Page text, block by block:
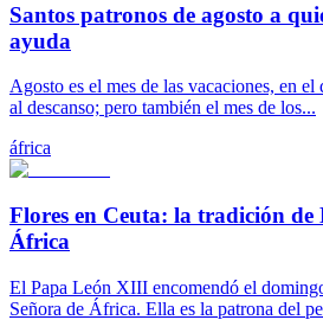
Santos patronos de agosto a
ayuda
Agosto es el mes de las vacaciones, en
al descanso; pero también el mes de los...
áfrica
Flores en Ceuta: la tradición de
África
El Papa León XIII encomendó el
Señora de África. Ella es la patrona del